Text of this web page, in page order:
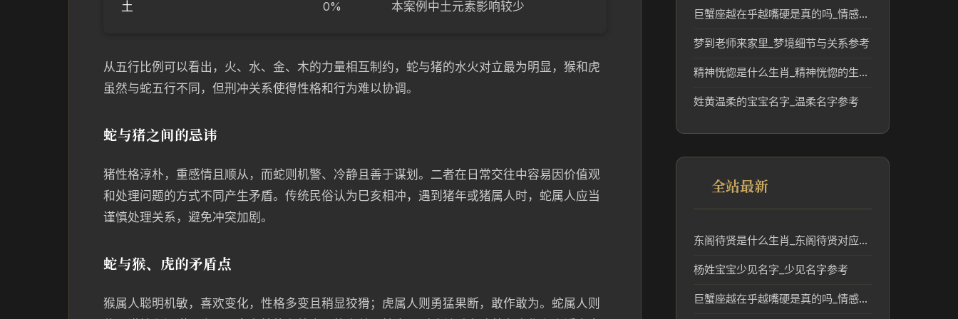
土 0% 本案例中土元素影响较少
从五行比例可以看出，火、水、金、木的力量相互制约，蛇与猪的水火对立最为明显，猴和虎
虽然与蛇五行不同，但刑冲关系使得性格和行为难以协调。
蛇与猪之间的忌讳
猪性格淳朴，重感情且顺从，而蛇则机警、冷静且善于谋划。二者在日常交往中容易因价值观
和处理问题的方式不同产生矛盾。传统民俗认为巳亥相冲，遇到猪年或猪属人时，蛇属人应当
谨慎处理关系，避免冲突加剧。
蛇与猴、虎的矛盾点
猴属人聪明机敏，喜欢变化，性格多变且稍显狡猾；虎属人则勇猛果断，敢作敢为。蛇属人则
巨蟹座越在乎越嘴硬是真的吗_情感解读
梦到老师来家里_梦境细节与关系参考
精神恍惚是什么生肖_精神恍惚的生肖文化解读
姓黄温柔的宝宝名字_温柔名字参考
全站最新
东阁待贤是什么生肖_东阁待贤对应的生肖及其文化意义
杨姓宝宝少见名字_少见名字参考
巨蟹座越在乎越嘴硬是真的吗_情感解读